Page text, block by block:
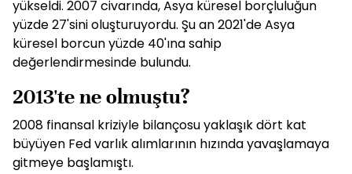
yükseldi. 2007 civarında, Asya küresel borçluluğun
yüzde 27'sini oluşturuyordu. Şu an 2021'de Asya
küresel borcun yüzde 40'ına sahip
değerlendirmesinde bulundu.
2013'te ne olmuştu?
2008 finansal kriziyle bilançosu yaklaşık dört kat
büyüyen Fed varlık alımlarının hızında yavaşlamaya
gitmeye başlamıştı.